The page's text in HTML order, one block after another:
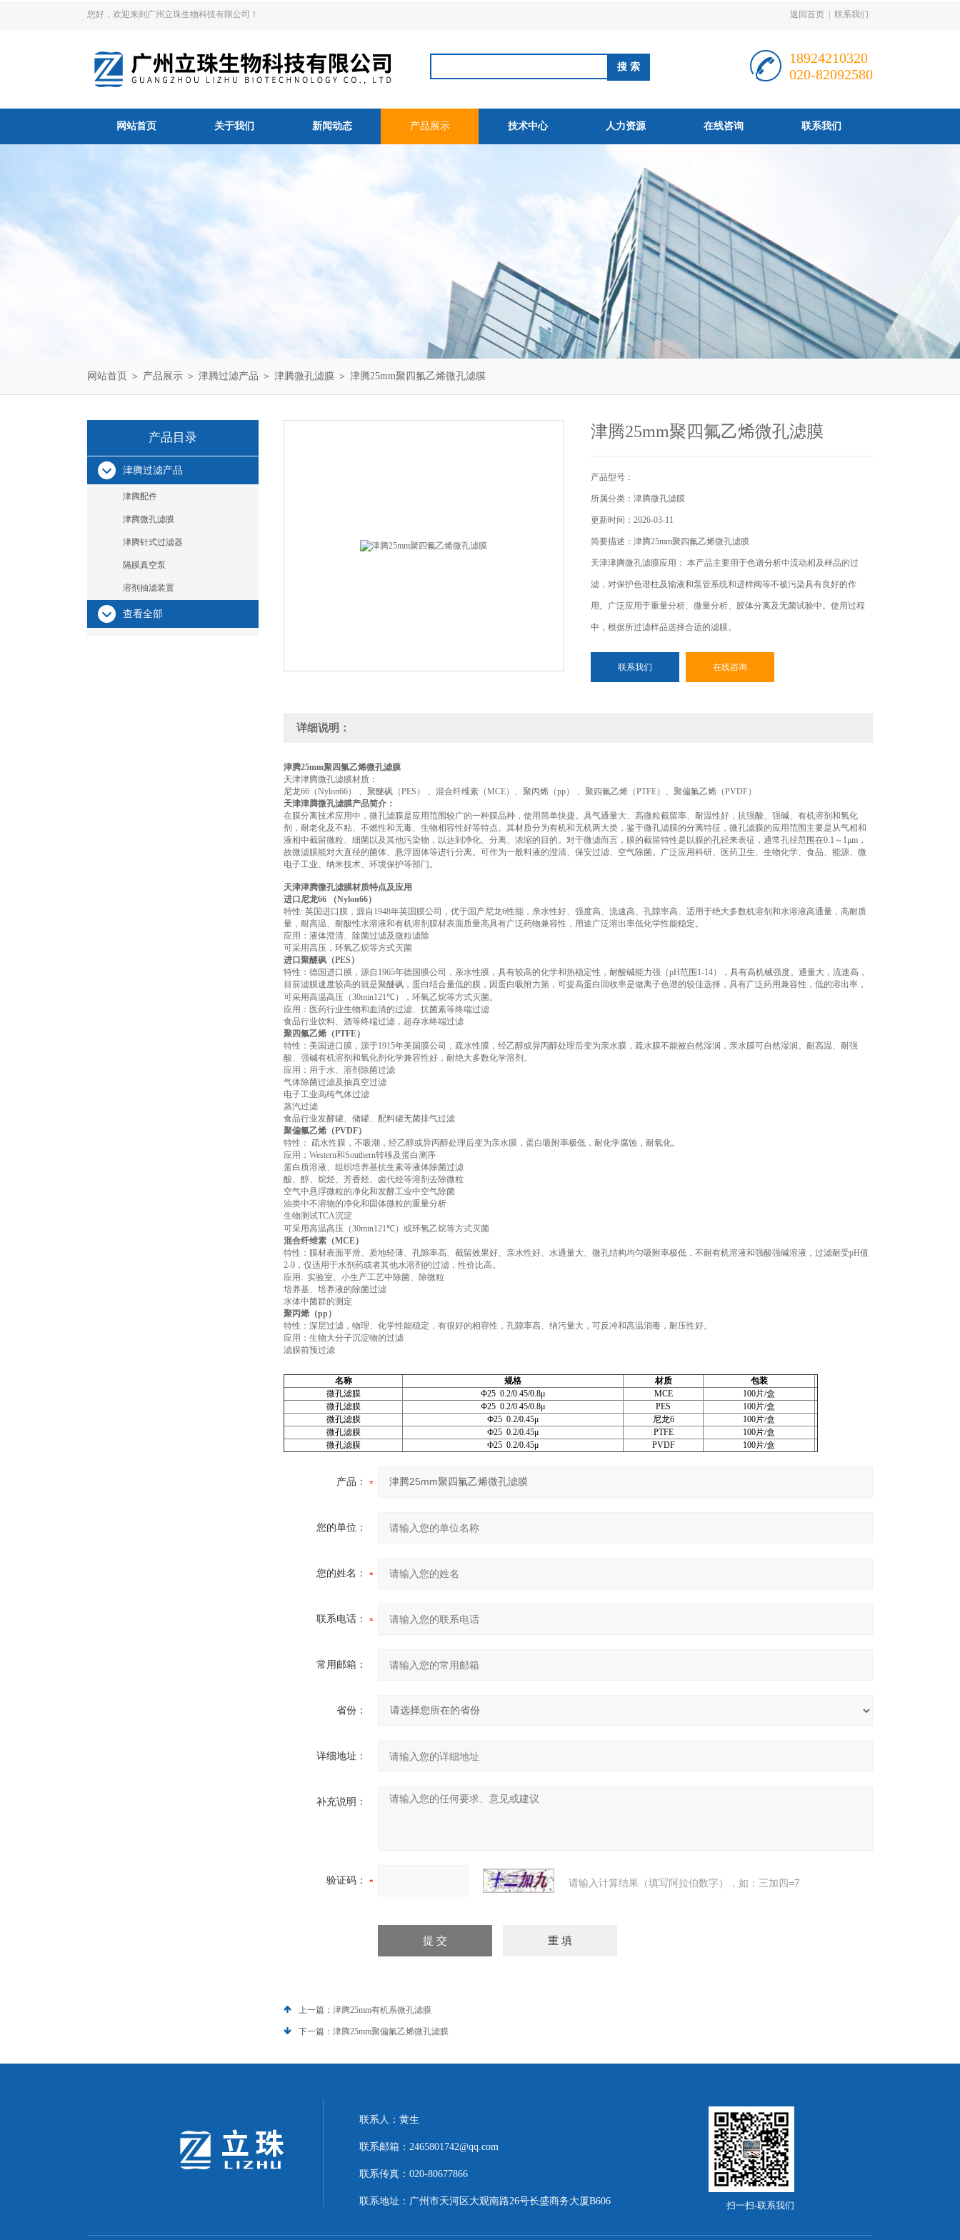
您好，欢迎来到广州立珠生物科技有限公司！ 返回首页 联系我们
18924210320
020-82092580
网站首页 关于我们 新闻动态 产品展示 技术中心 人力资源 在线咨询 联系我们
网站首页 ＞ 产品展示 ＞ 津腾过滤产品 ＞ 津腾微孔滤膜 ＞ 津腾25mm聚四氟乙烯微孔滤膜
产品目录
津腾过滤产品
津腾配件
津腾微孔滤膜
津腾针式过滤器
隔膜真空泵
溶剂抽滤装置
查看全部
津腾25mm聚四氟乙烯微孔滤膜
产品型号：
所属分类：津腾微孔滤膜
更新时间：2026-03-11
简要描述：津腾25mm聚四氟乙烯微孔滤膜
天津津腾微孔滤膜应用： 本产品主要用于色谱分析中流动相及样品的过
滤，对保护色谱柱及输液和泵管系统和进样阀等不被污染具有良好的作
用。广泛应用于重量分析、微量分析、胶体分离及无菌试验中。使用过程
中，根据所过滤样品选择合适的滤膜。
联系我们 在线咨询
详细说明：
津腾25mm聚四氟乙烯微孔滤膜
天津津腾微孔滤膜材质：
尼龙66（Nylon66） 、聚醚砜（PES） 、混合纤维素（MCE）、聚丙烯（pp） 、聚四氟乙烯（PTFE）、聚偏氟乙烯（PVDF）
天津津腾微孔滤膜产品简介：
在膜分离技术应用中，微孔滤膜是应用范围较广的一种膜品种，使用简单快捷。具气通量大、高微粒截留率、耐温性好，抗强酸、强碱、有机溶剂和氧化
剂，耐老化及不粘、不燃性和无毒、生物相容性好等特点。其材质分为有机和无机两大类，鉴于微孔滤膜的分离特征，微孔滤膜的应用范围主要是从气相和
液相中截留微粒、细菌以及其他污染物，以达到净化、分离、浓缩的目的。对于微滤而言，膜的截留特性是以膜的孔径来表征，通常孔径范围在0.1～1μm，
故微滤膜能对大直径的菌体、悬浮固体等进行分离。可作为一般料液的澄清、保安过滤、空气除菌。广泛应用科研、医药卫生、生物化学、食品、能源、微
电子工业、纳米技术、环境保护等部门。
天津津腾微孔滤膜材质特点及应用
进口尼龙66 （Nylon66）
特性: 英国进口膜，源自1948年英国膜公司，优于国产尼龙6性能，亲水性好、强度高、流速高、孔隙率高、适用于绝大多数机溶剂和水溶液高通量，高耐质
量，耐高温、耐酸性水溶液和有机溶剂膜材表面质量高具有广泛药物兼容性，用途广泛溶出率低化学性能稳定。
应用：液体澄清、除菌过滤及微粒滤除
可采用高压，环氧乙烷等方式灭菌
进口聚醚砜（PES）
特性：德国进口膜，源自1965年德国膜公司，亲水性膜，具有较高的化学和热稳定性，耐酸碱能力强（pH范围1-14），具有高机械强度。通量大，流速高，
目前滤膜速度较高的就是聚醚砜，蛋白结合量低的膜，因蛋白吸附力第，可提高蛋白回收率是做离子色谱的较佳选择，具有广泛药用兼容性，低的溶出率，
可采用高温高压（30min121℃），环氧乙烷等方式灭菌。
应用：医药行业生物和血清的过滤、抗菌素等终端过滤
食品行业饮料、酒等终端过滤，超存水终端过滤
聚四氟乙烯（PTFE）
特性：美国进口膜，源于1915年美国膜公司，疏水性膜，经乙醇或异丙醇处理后变为亲水膜，疏水膜不能被自然湿润，亲水膜可自然湿润。耐高温、耐强
酸、强碱有机溶剂和氧化剂化学兼容性好，耐绝大多数化学溶剂。
应用：用于水、溶剂除菌过滤
气体除菌过滤及抽真空过滤
电子工业高纯气体过滤
蒸汽过滤
食品行业发酵罐、储罐、配料罐无菌排气过滤
聚偏氟乙烯（PVDF）
特性： 疏水性膜，不吸潮，经乙醇或异丙醇处理后变为亲水膜，蛋白吸附率极低，耐化学腐蚀，耐氧化。
应用：Western和Southern转移及蛋白测序
蛋白质溶液、组织培养基抗生素等液体除菌过滤
酸、醇、烷烃、芳香烃、卤代烃等溶剂去除微粒
空气中悬浮微粒的净化和发酵工业中空气除菌
油类中不溶物的净化和固体微粒的重量分析
生物测试TCA沉淀
可采用高温高压（30min121℃）或环氧乙烷等方式灭菌
混合纤维素（MCE）
特性：膜材表面平滑、质地轻薄、孔隙率高、截留效果好、亲水性好、水通量大、微孔结构均匀吸附率极低，不耐有机溶液和强酸强碱溶液，过滤耐受pH值
2-9，仅适用于水剂药或者其他水溶剂的过滤，性价比高。
应用: 实验室、小生产工艺中除菌、除微粒
培养基、培养液的除菌过滤
水体中菌群的测定
聚丙烯（pp）
特性：深层过滤，物理、化学性能稳定，有很好的相容性，孔隙率高、纳污量大，可反冲和高温消毒，耐压性好。
应用：生物大分子沉淀物的过滤
滤膜前预过滤
名称 规格 材质
包装
微孔滤膜
Ф25 0.2/0.45/0.8μ MCE
100片/盒
微孔滤膜
Ф25 0.2/0.45/0.8μ PES
100片/盒
微孔滤膜
Ф25 0.2/0.45μ 尼龙6
100片/盒
微孔滤膜
Ф25 0.2/0.45μ PTFE
100片/盒
微孔滤膜
Ф25 0.2/0.45μ PVDF 100片/盒
产品：
您的单位：
您的姓名：
联系电话：
常用邮箱：
省份：
详细地址：
补充说明：
验证码： 请输入计算结果（填写阿拉伯数字），如：三加四=7
上一篇： 津腾25mm有机系微孔滤膜
下一篇： 津腾25mm聚偏氟乙烯微孔滤膜
联系人：黄生
联系邮箱：2465801742@qq.com
联系传真：020-80677866
联系地址：广州市天河区大观南路26号长盛商务大厦B606 扫一扫-联系我们